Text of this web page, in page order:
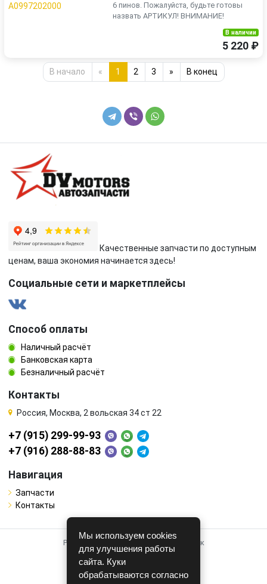
6 пинов. Пожалуйста, будьте готовы
назвать АРТИКУЛ! ВНИМАНИЕ!
В наличии
5 220 ₽
В начало « 1 2 3 » В конец
Качественные запчасти по доступным
ценам, ваша экономия начинается здесь!
Социальные сети и маркетплейсы
Способ оплаты
Наличный расчёт
Банковская карта
Безналичный расчёт
Контакты
Россия, Москва, 2 вольская 34 ст 22
+7 (915) 299-99-93
+7 (916) 288-88-83
Навигация
Запчасти
Контакты
Работает на системе для авторазборок
CARRO.БИЗНЕС
Полная версия
Мы используем cookies
для улучшения работы
сайта. Куки
обрабатываются согласно